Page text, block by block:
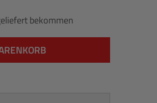
bekommen